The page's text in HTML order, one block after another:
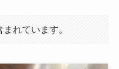
れています。